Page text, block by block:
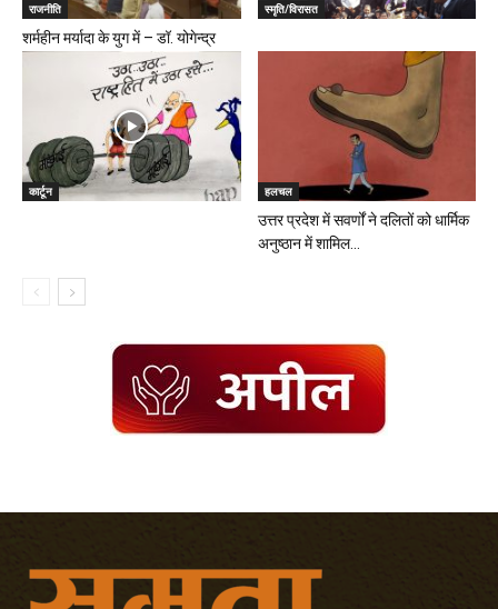
राजनीति
शर्महीन मर्यादा के युग में – डॉ. योगेन्द्र
स्मृति/विरासत
कार्टून हलचल
उत्तर प्रदेश में सवर्णों ने दलितों को धार्मिक
अनुष्ठान में शामिल...